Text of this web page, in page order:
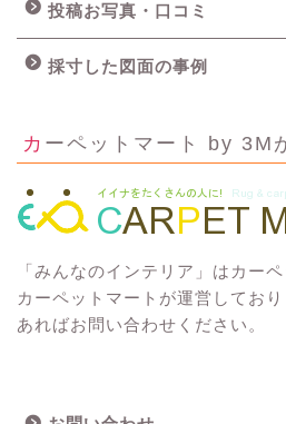
投稿お写真・口コミ
採寸した図面の事例
カーペットマート by 3M
「みんなのインテリア」はカー
カーペットマートが運営してお
あればお問い合わせください。